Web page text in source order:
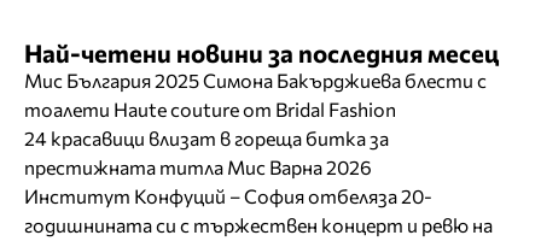
Най-четени новини за последния месец
Мис България 2025 Симона Бакърджиева блести с
тоалети Haute couture от Bridal Fashion
24 красавици влизат в гореща битка за
престижната титла Мис Варна 2026
Институт Конфуций – София отбеляза 20-
годишнината си с тържествен концерт и ревю на